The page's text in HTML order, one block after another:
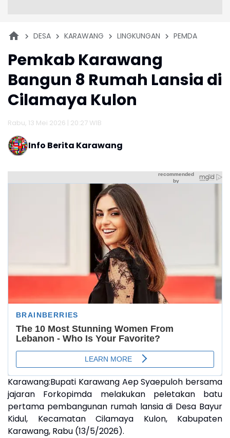
DESA KARAWANG LINGKUNGAN PEMDA
Pemkab Karawang
Bangun 8 Rumah Lansia di
Cilamaya Kulon
Rabu, 13 Mei 2026 | 20:27 WIB
Info Berita Karawang
Karawang:Bupati Karawang Aep Syaepuloh bersama
jajaran Forkopimda melakukan peletakan batu
pertama pembangunan rumah lansia di Desa Bayur
Kidul, Kecamatan Cilamaya Kulon, Kabupaten
Karawang, Rabu (13/5/2026).